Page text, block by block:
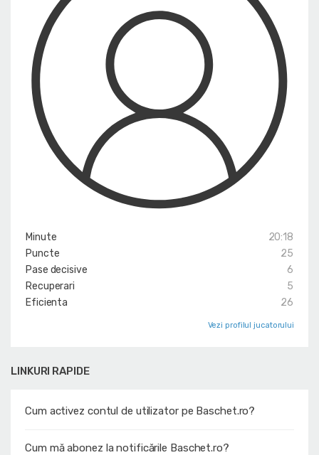
Minute
20:18
Puncte
25
Pase decisive
6
Recuperari
5
Eficienta
26
Vezi profilul jucatorului
LINKURI RAPIDE
Cum activez contul de utilizator pe Baschet.ro?
Cum mă abonez la notificările Baschet.ro?